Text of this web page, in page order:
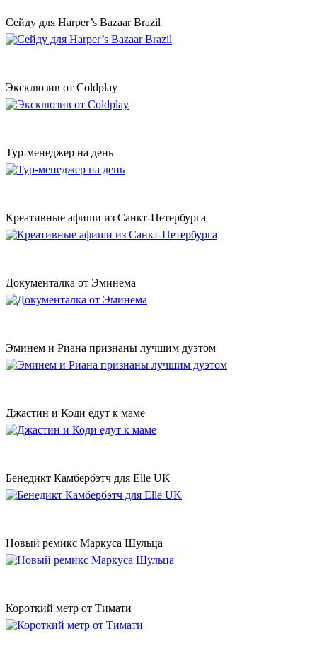
Сейду для Harper’s Bazaar Brazil
Эксклюзив от Coldplay
Тур-менеджер на день
Креативные афиши из Санкт-Петербурга
Документалка от Эминема
Эминем и Риана признаны лучшим дуэтом
Джастин и Коди едут к маме
Бенедикт Камбербэтч для Elle UK
Новый ремикс Маркуса Шульца
Короткий метр от Тимати